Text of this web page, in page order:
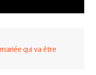
qui va être